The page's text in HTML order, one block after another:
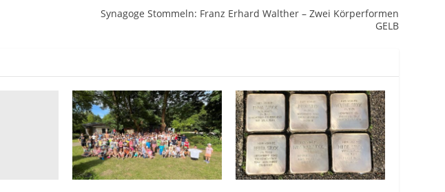
Synagoge Stommeln: Franz Erhard Walther – Zwei Körperformen
GELB